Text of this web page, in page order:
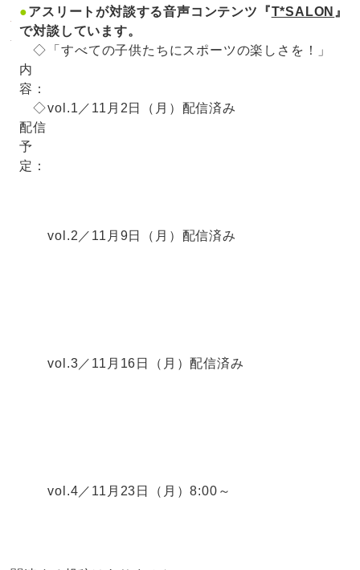
●アスリートが対談する音声コンテンツ『T*SALON 』
で対談しています。
◇
内
容：
「すべての子供たちにスポーツの楽しさを！」
◇
配信
予
定：
vol.1／11月2日（月）配信済み
vol.2／11月9日（月）配信済み
vol.3／11月16日（月）配信済み
vol.4／11月23日（月）8:00～